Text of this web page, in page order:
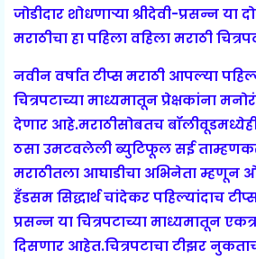
जोडीदार शोधणाऱ्या श्रीदेवी-प्रसन्न या
मराठीचा हा पहिला वहिला मराठी
नवीन वर्षात टीप्स मराठी आपल्या
चित्रपटाच्या माध्यमातून प्रेक्षकांना
देणार आहे.मराठीसोबतच
ठसा उमटवलेली ब्युटिफूल सई
मराठीतला आघाडीचा अभिनेता म्हणून
हॅंडसम सिद्धार्थ चांदेकर पहिल्यांदाच टीप्स
प्रसन्न या चित्रपटाच्या माध्यमातून
दिसणार आहेत.चित्रपटाचा टीझर